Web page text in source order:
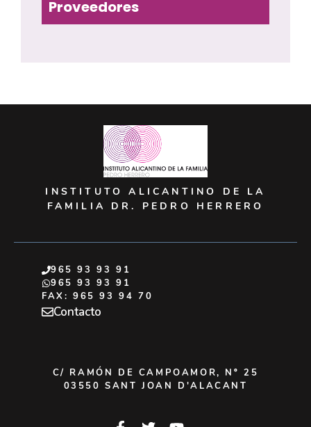
Proveedores
INSTITUTO ALICANTINO DE LA
FAMILIA DR. PEDRO HERRERO
965 93 93 91
965 93 93 91
FAX: 965 93 94 70
Contacto
C/ RAMÓN DE CAMPOAMOR, Nº 25
03550 SANT JOAN D'ALACANT